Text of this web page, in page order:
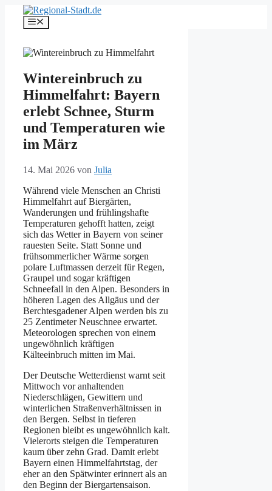
Inhalt
springen
Menü
Wintereinbruch zu
Himmelfahrt: Bayern
erlebt Schnee, Sturm
und Temperaturen wie
im März
14. Mai 2026 von Julia
Während viele Menschen an Christi
Himmelfahrt auf Biergärten,
Wanderungen und frühlingshafte
Temperaturen gehofft hatten, zeigt
sich das Wetter in Bayern von seiner
rauesten Seite. Statt Sonne und
frühsommerlicher Wärme sorgen
polare Luftmassen derzeit für Regen,
Graupel und sogar kräftigen
Schneefall in den Alpen. Besonders in
höheren Lagen des Allgäus und der
Berchtesgadener Alpen werden bis zu
25 Zentimeter Neuschnee erwartet.
Meteorologen sprechen von einem
ungewöhnlich kräftigen
Kälteeinbruch mitten im Mai.
Der Deutsche Wetterdienst warnt seit
Mittwoch vor anhaltenden
Niederschlägen, Gewittern und
winterlichen Straßenverhältnissen in
den Bergen. Selbst in tieferen
Regionen bleibt es ungewöhnlich kalt.
Vielerorts steigen die Temperaturen
kaum über zehn Grad. Damit erlebt
Bayern einen Himmelfahrtstag, der
eher an den Spätwinter erinnert als an
den Beginn der Biergartensaison.